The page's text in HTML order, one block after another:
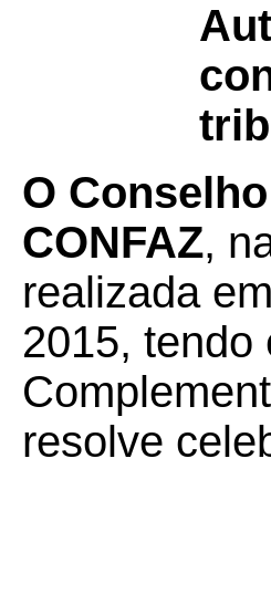
O
CONFAZ,
realizada
2015, tendo
resolve